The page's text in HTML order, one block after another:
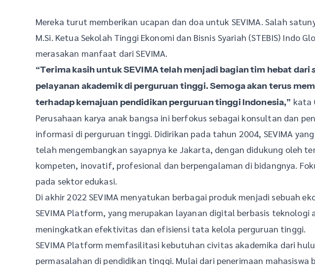
Mereka turut memberikan ucapan dan doa untuk SEVIMA. Salah
M.Si. Ketua Sekolah Tinggi Ekonomi dan Bisnis Syariah (STEBIS) Indo
merasakan manfaat dari SEVIMA.
“Terima kasih untuk SEVIMA telah menjadi bagian tim hebat dari
pelayanan akademik di perguruan tinggi. Semoga akan terus
terhadap kemajuan pendidikan perguruan tinggi Indonesia,” kata
Perusahaan karya anak bangsa ini berfokus sebagai konsultan dan
informasi di perguruan tinggi. Didirikan pada tahun 2004, SEVIMA
telah mengembangkan sayapnya ke Jakarta, dengan didukung oleh
kompeten, inovatif, profesional dan berpengalaman di bidangnya.
pada sektor edukasi.
Di akhir 2022 SEVIMA menyatukan berbagai produk menjadi sebuah
SEVIMA Platform, yang merupakan layanan digital berbasis teknologi
meningkatkan efektivitas dan efisiensi tata kelola perguruan tinggi.
SEVIMA Platform memfasilitasi kebutuhan civitas akademika dari
permasalahan di pendidikan tinggi. Mulai dari penerimaan mahasiswa